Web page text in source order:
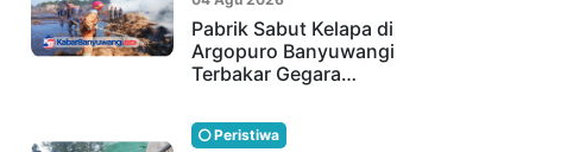
Pabrik Sabut Kelapa di
Argopuro Banyuwangi
Terbakar Gegara…
Peristiwa